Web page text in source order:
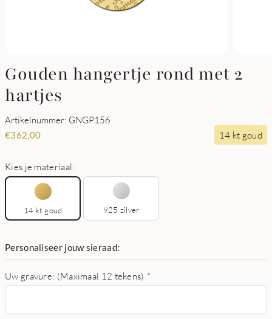
Gouden hangertje rond met 2
hartjes
Artikelnummer: GNGP156
€362,00 14 kt goud
Kies je materiaal:
14 kt goud 925 zilver
Personaliseer jouw sieraad:
Uw gravure: (Maximaal 12 tekens) *